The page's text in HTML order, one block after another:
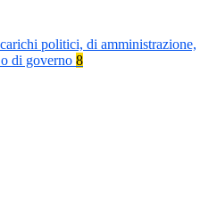
politici, di amministrazione,
di governo 8